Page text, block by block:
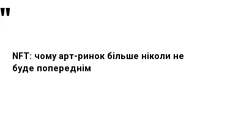
NFT: чому арт-ринок більше ніколи не
буде попереднім